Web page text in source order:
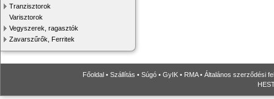
Tranzisztorok
Varisztorok
Vegyszerek, ragasztók
Zavarszűrők, Ferritek
Főoldal • Szállítás • Súgó • GyIK • RMA• Általános szerződési